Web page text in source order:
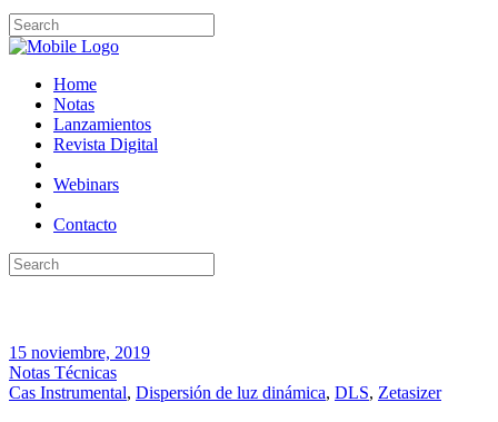
Home
Notas
Lanzamientos
Revista Digital
Webinars
Contacto
15 noviembre, 2019
Notas Técnicas
Cas Instrumental, Dispersión de luz dinámica, DLS, Zetasizer